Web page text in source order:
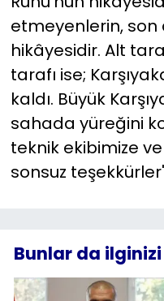
etmeyenlerin,
hikâyesidir. Alt
tarafı ise;
kaldı. Büyük
sahada yüreğini
teknik ekibimize
sonsuz
Bunlar da